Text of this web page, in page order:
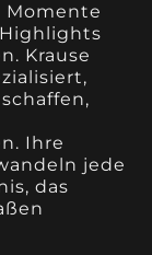
Momente
Krause
Ihre
jede
das